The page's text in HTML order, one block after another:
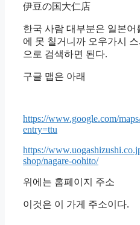
伊豆の国大仁店
한국 사람 대부분은 일본어
에 못 칠거니까 오우가시 스
으로 검색하면 된다.
구글 맵은 아래
https://www.google.com/
entry=ttu
https://
shop/nagare-oohito/
위에는 홈페이지 주소
이것은 이 가게 주소이다.